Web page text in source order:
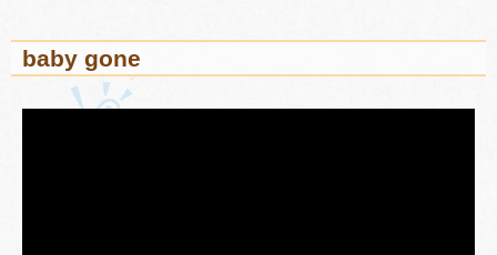
baby gone